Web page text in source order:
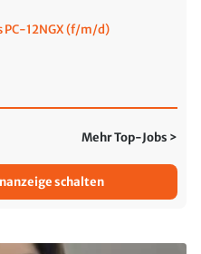
PC-12NGX (f/m/d)
Mehr Top-Jobs >
schalten